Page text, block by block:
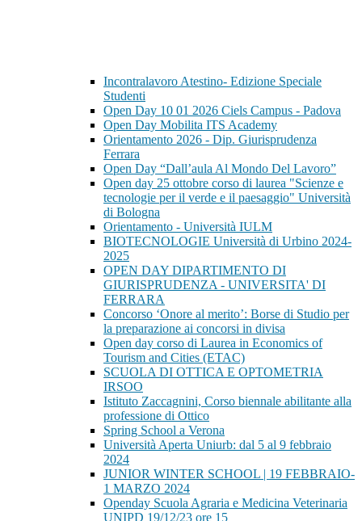
Incontralavoro Atestino- Edizione Speciale
Studenti
Open Day 10 01 2026 Ciels Campus - Padova
Open Day Mobilita ITS Academy
Orientamento 2026 - Dip. Giurisprudenza
Ferrara
Open Day “Dall’aula Al Mondo Del Lavoro”
Open day 25 ottobre corso di laurea "Scienze e
tecnologie per il verde e il paesaggio" Università
di Bologna
Orientamento - Università IULM
BIOTECNOLOGIE Università di Urbino 2024-
2025
OPEN DAY DIPARTIMENTO DI
GIURISPRUDENZA - UNIVERSITA' DI
FERRARA
Concorso ‘Onore al merito’: Borse di Studio per
la preparazione ai concorsi in divisa
Open day corso di Laurea in Economics of
Tourism and Cities (ETAC)
SCUOLA DI OTTICA E OPTOMETRIA
IRSOO
Istituto Zaccagnini, Corso biennale abilitante alla
professione di Ottico
Spring School a Verona
Università Aperta Uniurb: dal 5 al 9 febbraio
2024
JUNIOR WINTER SCHOOL | 19 FEBBRAIO-
1 MARZO 2024
Openday Scuola Agraria e Medicina Veterinaria
UNIPD 19/12/23 ore 15